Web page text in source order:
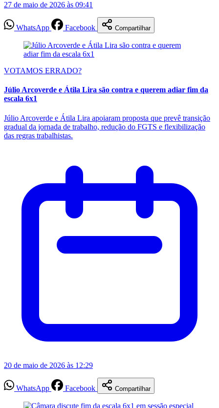
27 de maio de 2026 às 09:41
WhatsApp Facebook Compartilhar
VOTAMOS ERRADO?
Júlio Arcoverde e Átila Lira são contra e querem adiar fim da
escala 6x1
Júlio Arcoverde e Átila Lira apoiaram proposta que prevê transição
gradual da jornada de trabalho, redução do FGTS e flexibilização
das regras trabalhistas.
20 de maio de 2026 às 12:29
WhatsApp Facebook Compartilhar